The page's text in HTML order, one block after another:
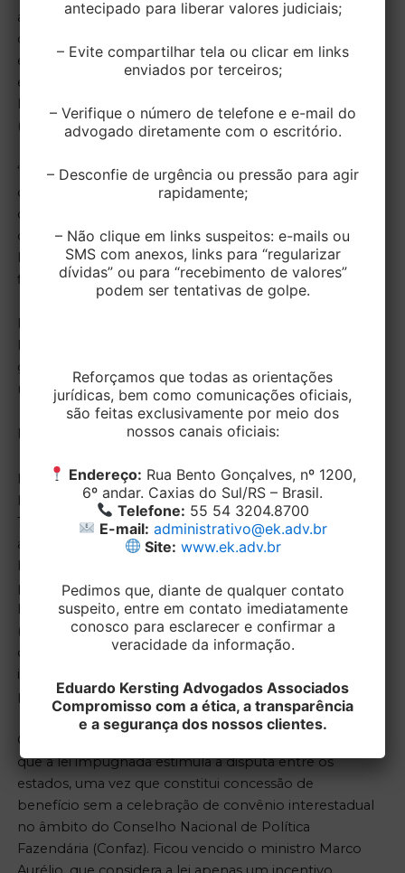
alfabetização a seus empregados. Entretanto,
considerou inconstitucional dispositivo que
estabelece a possibilidade de concessão de benefício
equivalente a 50% da bolsa em deduções de
Imposto sobre Circulação de Mercadorias e Serviços
(ICMS).
“No caso, padece de inconstitucionalidade o artigo 3º
da Lei 11.743/2002, do Rio Grande do Sul, porquanto
concessiva de benefício fiscal sem a precedente
deliberação dos estados e do DF, configurando
hipótese típica de exoneração conducente à guerra
fiscal”, afirmou.
guerra fiscal, mas mera contrapartida em norma de
natureza educacional.
Paraná
Na ADI 3796, também referente a guerra fiscal, o
Plenário, por maioria, julgou inconstitucional a Lei
15.054/2006, do Paraná, que dispõe sobre a
administração tributária do ICMS e concede
benefícios tributários a empresas industriais
paranaenses por meio do Programa
Desenvolvimento Econômico, Tecnológico e Social
(Prodepar). De acordo com a norma, os contribuintes
que tenham cumprido as metas de emprego e
investimento passam a ter vantagens no
parcelamento de débitos do ICMS.
O relator da ação, ministro Gilmar Mendes, observou
que a lei impugnada estimula a disputa entre os
estados, uma vez que constitui concessão de
benefício sem a celebração de convênio interestadual
no âmbito do Conselho Nacional de Política
Fazendária (Confaz). Ficou vencido o ministro Marco
antecipado para liberar valores judiciais;
– Evite compartilhar tela ou clicar em links
enviados por terceiros;
– Verifique o número de telefone e e-mail do
advogado diretamente com o escritório.
– Desconfie de urgência ou pressão para agir
rapidamente;
– Não clique em links suspeitos: e-mails ou
SMS com anexos, links para “regularizar
dívidas” ou para “recebimento de valores”
podem ser tentativas de golpe.
Reforçamos que todas as orientações
jurídicas, bem como comunicações oficiais,
são feitas exclusivamente por meio dos
nossos canais oficiais:
Endereço: Rua Bento Gonçalves, nº 1200,
6º andar. Caxias do Sul/RS – Brasil.
Telefone: 55 54 3204.8700
E-mail: administrativo@ek.adv.br
Site: www.ek.adv.br
Pedimos que, diante de qualquer contato
suspeito, entre em contato imediatamente
conosco para esclarecer e confirmar a
veracidade da informação.
Eduardo Kersting Advogados Associados
Compromisso com a ética, a transparência
e a segurança dos nossos clientes.